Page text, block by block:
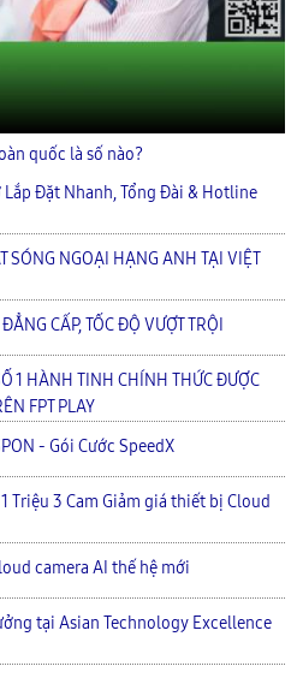
quốc là số nào?
Lắp Đặt Nhanh, Tổng Đài & Hotline
SÓNG NGOẠI HẠNG ANH TẠI VIỆT
CẤP, TỐC ĐỘ VƯỢT TRỘI
1 HÀNH TINH CHÍNH THỨC ĐƯỢC
FPT PLAY
- Gói Cước SpeedX
Triệu 3 Cam Giảm giá thiết bị Cloud
camera AI thế hệ mới
tại Asian Technology Excellence